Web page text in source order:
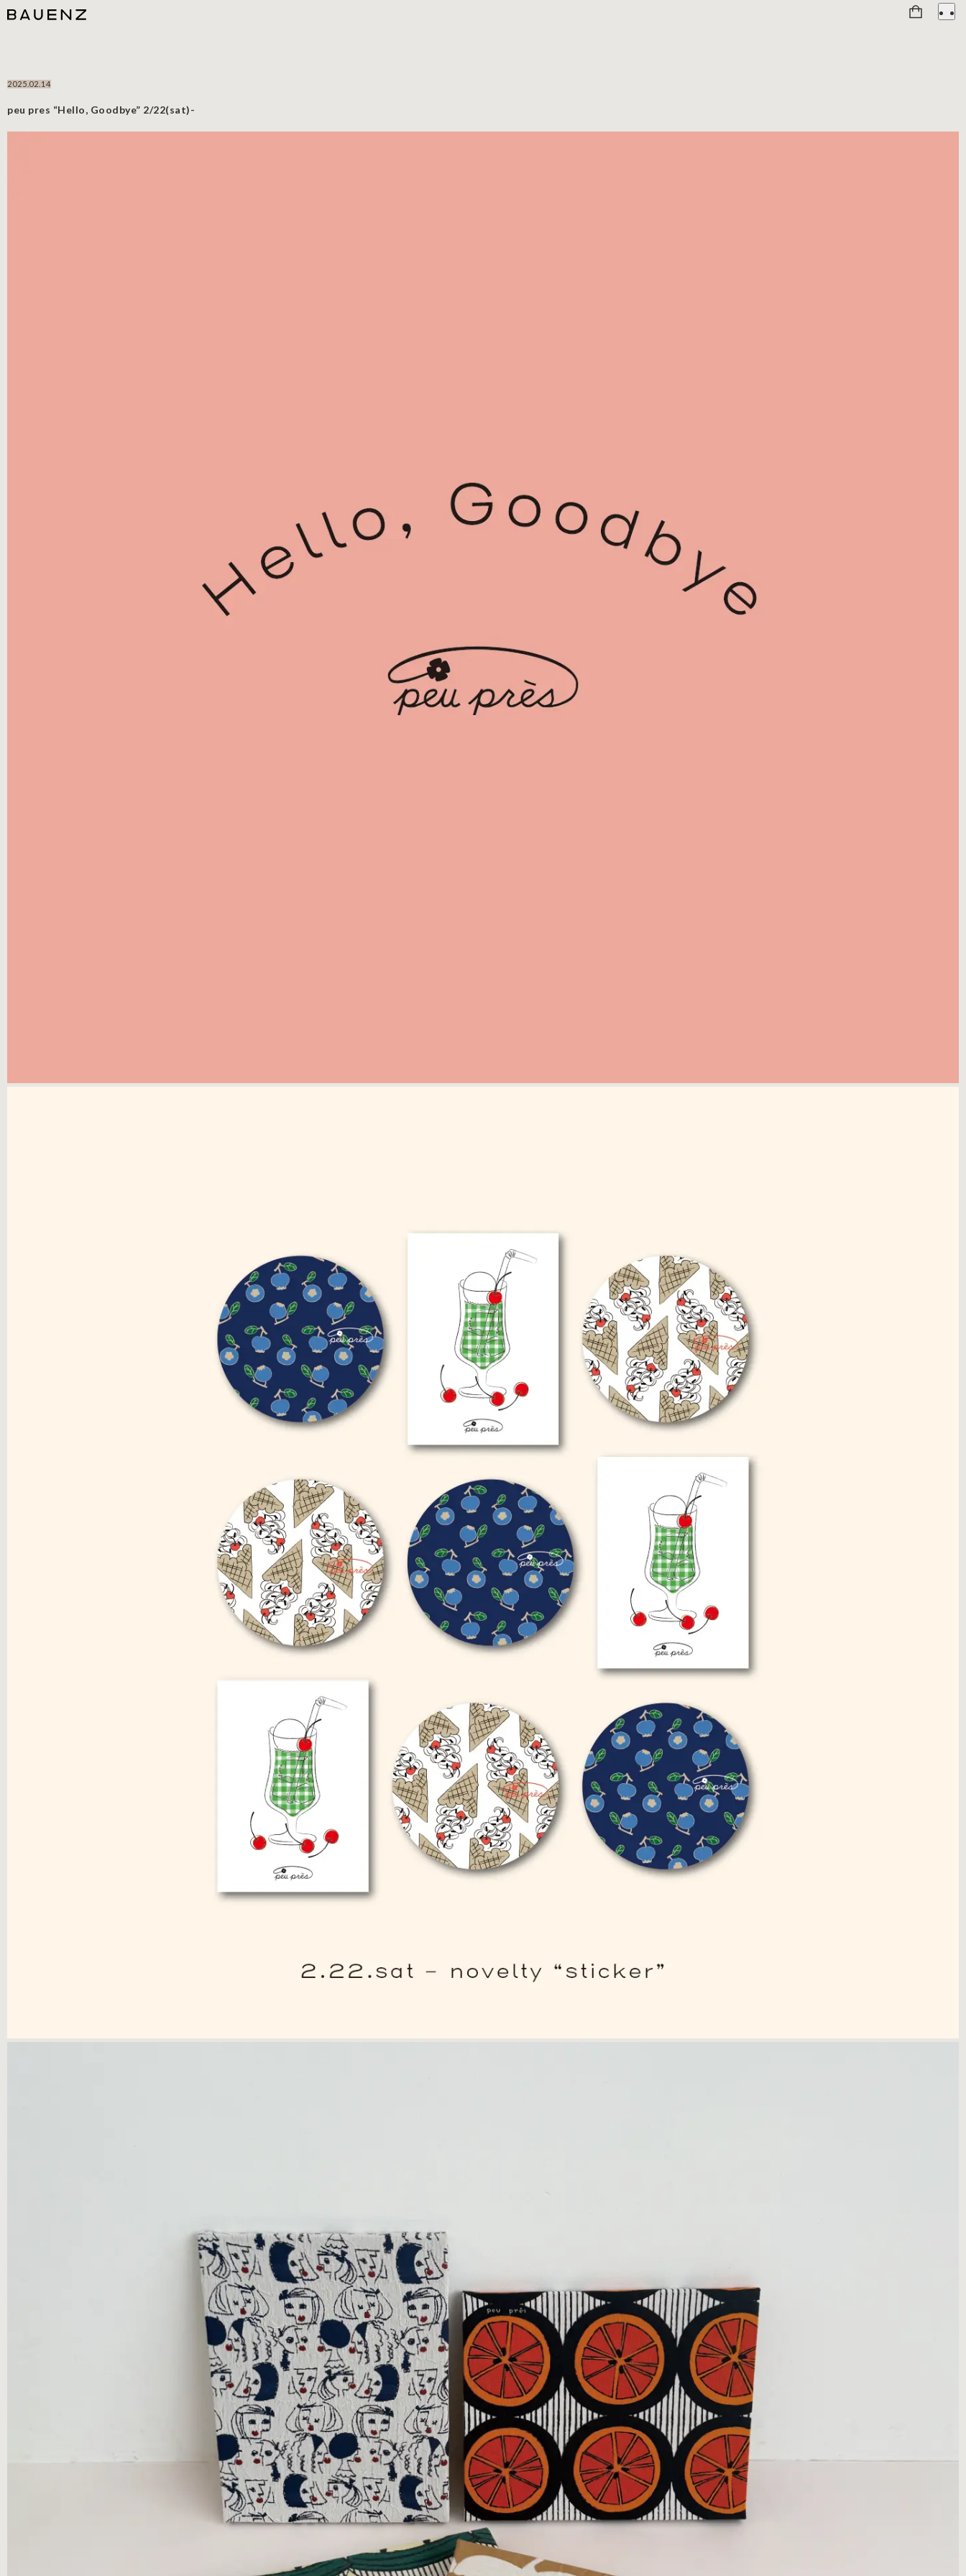
2025.02.14
peu pres “Hello, Goodbye” 2/22(sat)-